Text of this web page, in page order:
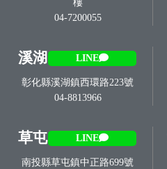
樓
04-7200055
溪湖 LINE
彰化縣溪湖鎮西環路223號
04-8813966
草屯 LINE
南投縣草屯鎮中正路699號